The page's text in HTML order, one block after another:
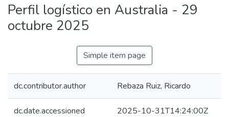
Perfil logístico en Australia - 29
octubre 2025
Simple item page
dc.contributor.author Rebaza Ruiz, Ricardo
dc.date.accessioned 2025-10-31T14:24:00Z